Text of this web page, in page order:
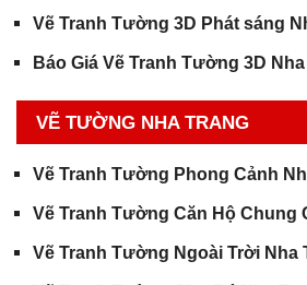
Vẽ Tranh Tường 3D Phát sáng
Báo Giá Vẽ Tranh Tường 3D
VẼ TƯỜNG NHA TRANG
Vẽ Tranh Tường Phong Cảnh
Vẽ Tranh Tường Căn Hộ Chung
Vẽ Tranh Tường Ngoài Trời Nha